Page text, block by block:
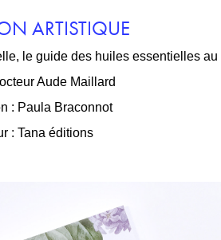
ARTISTIQUE
le guide des huiles essentielles au
Aude Maillard
: Paula Braconnot
: Tana éditions